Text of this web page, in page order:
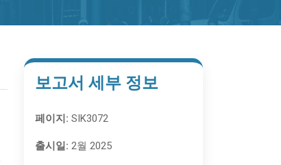
보고서 세부 정보
페이지: SIK3072
출시일: 2월 2025